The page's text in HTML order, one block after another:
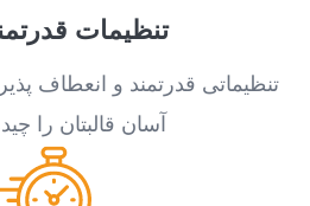
تنظیمات
تنظیماتی قدرتمند و انعطاف
آسان قالبتان را